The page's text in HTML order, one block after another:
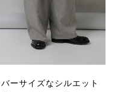
ーサイズなシルエット